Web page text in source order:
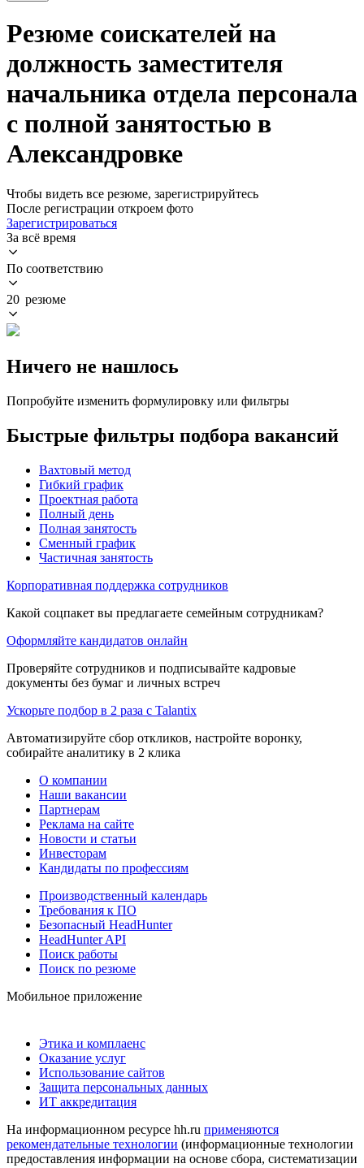
Резюме соискателей на
должность заместителя
начальника отдела персонала
с полной занятостью в
Александровке
Чтобы видеть все резюме, зарегистрируйтесь
После регистрации откроем фото
Зарегистрироваться
За всё время
По соответствию
20 резюме
Ничего не нашлось
Попробуйте изменить формулировку или фильтры
Быстрые фильтры подбора вакансий
Вахтовый метод
Гибкий график
Проектная работа
Полный день
Полная занятость
Сменный график
Частичная занятость
Корпоративная поддержка сотрудников
Какой соцпакет вы предлагаете семейным сотрудникам?
Оформляйте кандидатов онлайн
Проверяйте сотрудников и подписывайте кадровые
документы без бумаг и личных встреч
Ускорьте подбор в 2 раза с Talantix
Автоматизируйте сбор откликов, настройте воронку,
собирайте аналитику в 2 клика
О компании
Наши вакансии
Партнерам
Реклама на сайте
Новости и статьи
Инвесторам
Кандидаты по профессиям
Производственный календарь
Требования к ПО
Безопасный HeadHunter
HeadHunter API
Поиск работы
Поиск по резюме
Мобильное приложение
Этика и комплаенс
Оказание услуг
Использование сайтов
Защита персональных данных
ИТ аккредитация
На информационном ресурсе hh.ru применяются
рекомендательные технологии (информационные технологии
предоставления информации на основе сбора, систематизации